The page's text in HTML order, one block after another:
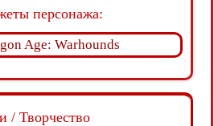
персонажа:
Age: Warhounds
/ Творчество